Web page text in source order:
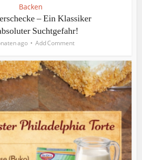
Backen
– Ein Klassiker
Suchtgefahr!
ago Add Comment